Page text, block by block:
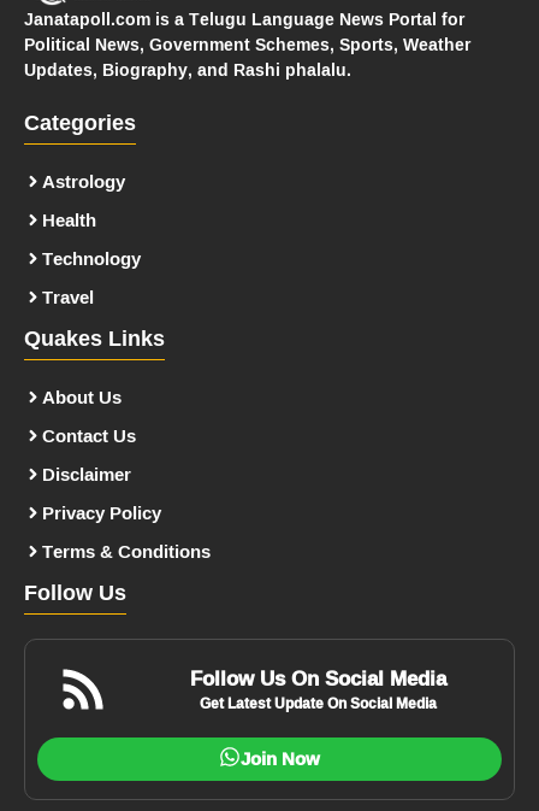
Janatapoll.com is a Telugu Language News Portal for
Political News, Government Schemes, Sports, Weather
Updates, Biography, and Rashi phalalu.
Categories
Astrology
Health
Technology
Travel
Quakes Links
About Us
Contact Us
Disclaimer
Privacy Policy
Terms & Conditions
Follow Us
Follow Us On Social Media
Get Latest Update On Social Media
Join Now